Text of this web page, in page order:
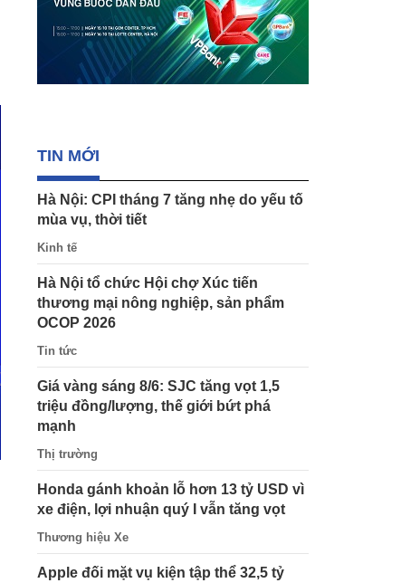
TIN MỚI
Hà Nội: CPI tháng 7 tăng nhẹ do yếu tố
mùa vụ, thời tiết
Kinh tế
Hà Nội tổ chức Hội chợ Xúc tiến
thương mại nông nghiệp, sản phẩm
OCOP 2026
Tin tức
Giá vàng sáng 8/6: SJC tăng vọt 1,5
triệu đồng/lượng, thế giới bứt phá
mạnh
Thị trường
Honda gánh khoản lỗ hơn 13 tỷ USD vì
xe điện, lợi nhuận quý I vẫn tăng vọt
Thương hiệu Xe
Apple đối mặt vụ kiện tập thể 32,5 tỷ